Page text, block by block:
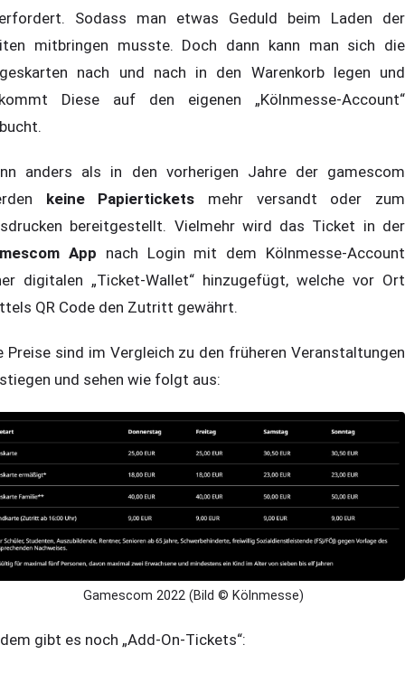
Sodass man etwas Geduld beim Laden der
mitbringen musste. Doch dann kann man sich die
nach und nach in den Warenkorb legen und
Diese auf den eigenen „Kölnmesse-Account“
anders als in den vorherigen Jahre der gamescom
keine Papiertickets mehr versandt oder zum
bereitgestellt. Vielmehr wird das Ticket in der
App nach Login mit dem Kölnmesse-Account
digitalen „Ticket-Wallet“ hinzugefügt, welche vor Ort
QR Code den Zutritt gewährt.
Preise sind im Vergleich zu den früheren Veranstaltungen
und sehen wie folgt aus:
Gamescom 2022 (Bild © Kölnmesse)
gibt es noch „Add-On-Tickets“: